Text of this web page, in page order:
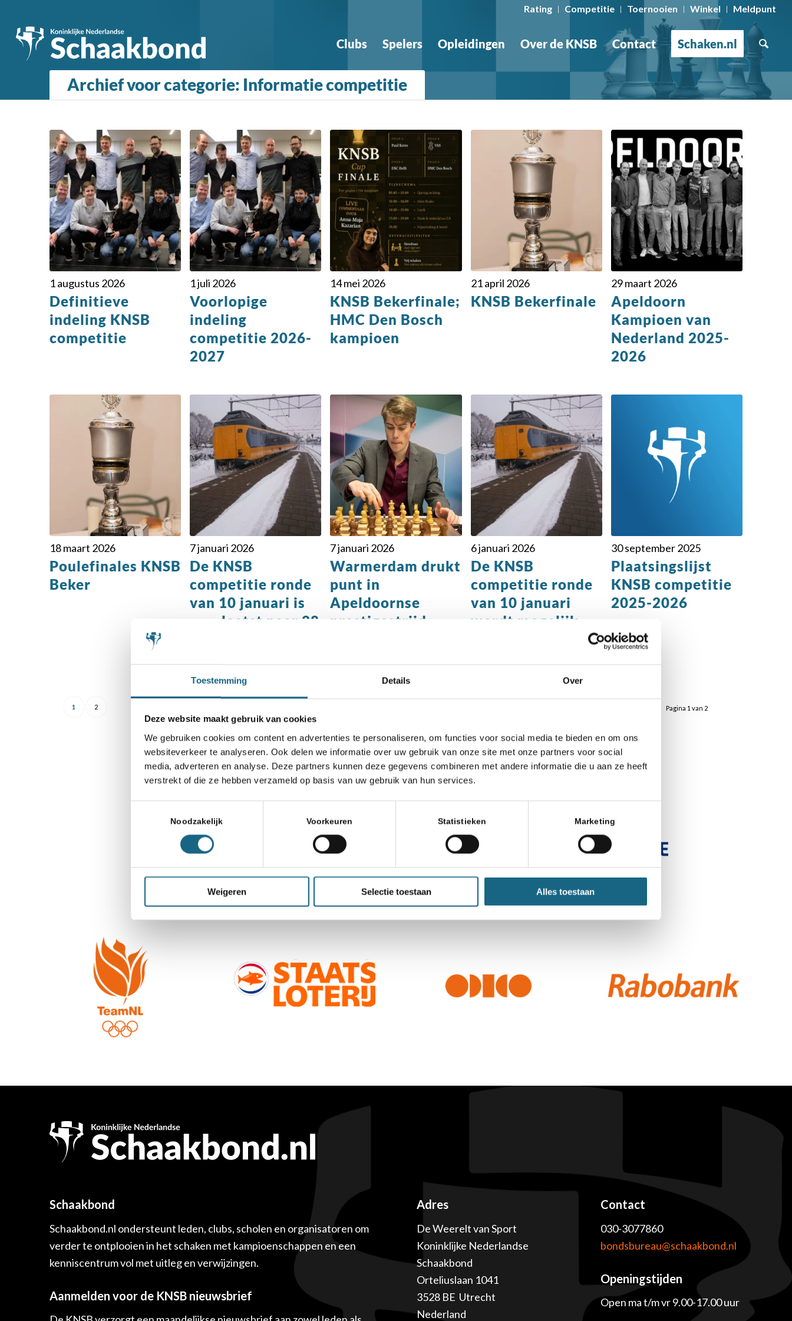
Toestemming Details Over
Deze website maakt gebruik van cookies
We gebruiken cookies om content en advertenties te personaliseren, om functies voor social media te bieden en om ons
websiteverkeer te analyseren. Ook delen we informatie over uw gebruik van onze site met onze partners voor social
media, adverteren en analyse. Deze partners kunnen deze gegevens combineren met andere informatie die u aan ze heeft
verstrekt of die ze hebben verzameld op basis van uw gebruik van hun services.
Noodzakelijk Voorkeuren Statistieken Marketing
Weigeren Selectie toestaan Alles toestaan
Rating Competitie Toernooien Winkel Meldpunt
Clubs Spelers Opleidingen Over de KNSB Contact Schaken.nl
Archief voor categorie: Informatie competitie
1 augustus 2026
Definitieve
indeling KNSB
competitie
1 juli 2026
Voorlopige
indeling
competitie 2026-
2027
14 mei 2026
KNSB Bekerfinale;
HMC Den Bosch
kampioen
21 april 2026
KNSB Bekerfinale
29 maart 2026
Apeldoorn
Kampioen van
Nederland 2025-
2026
18 maart 2026
Poulefinales KNSB
Beker
7 januari 2026
De KNSB
competitie ronde
van 10 januari is
verplaatst naar 28
7 januari 2026
Warmerdam drukt
punt in
Apeldoornse
prestigestrijd
6 januari 2026
De KNSB
competitie ronde
van 10 januari
wordt mogelijk
verplaatst naar 28
30 september 2025
Plaatsingslijst
KNSB competitie
2025-2026
Pagina 1 van 2
1 2
Schaakbond.nl wordt mede mogelijk gemaakt door:
Schaakbond
Schaakbond.nl ondersteunt leden, clubs, scholen en organisatoren om
verder te ontplooien in het schaken met kampioenschappen en een
kenniscentrum vol met uitleg en verwijzingen.
Aanmelden voor de KNSB nieuwsbrief
Adres
De Weerelt van Sport
Koninklijke Nederlandse
Schaakbond
Orteliuslaan 1041
3528 BE Utrecht
Nederland
Contact
030-3077860
bondsbureau@schaakbond.nl
Openingstijden
Open ma t/m vr 9.00-17.00 uur